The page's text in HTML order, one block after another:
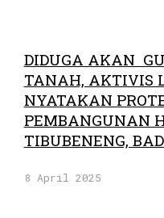
DIDUGA AKAN
TANAH, AKTIVIS
NYATAKAN
PEMBANGUNAN
TIBUBENENG,
8 April 2025